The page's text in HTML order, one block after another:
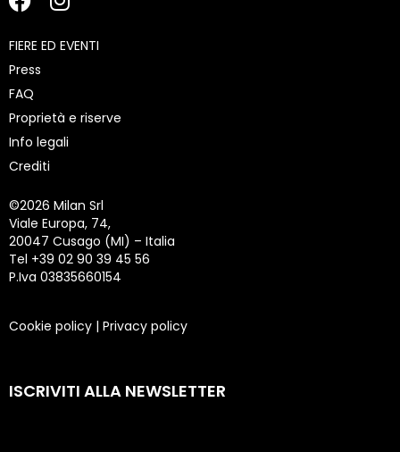
FIERE ED EVENTI
Press
FAQ
Proprietà e riserve
Info legali
Crediti
©2026 Milan Srl
Viale Europa, 74,
20047 Cusago (MI) – Italia
Tel +39 02 90 39 45 56
P.Iva 03835660154
Cookie policy | Privacy policy
ISCRIVITI ALLA NEWSLETTER